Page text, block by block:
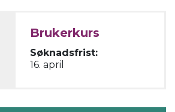
Brukerkurs
Søknadsfrist:
16. april